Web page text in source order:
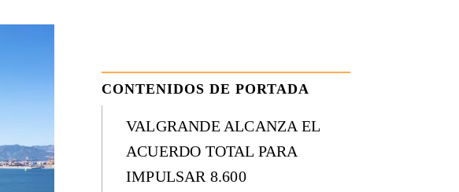
CONTENIDOS DE PORTADA
VALGRANDE ALCANZA EL
ACUERDO TOTAL PARA
IMPULSAR 8.600